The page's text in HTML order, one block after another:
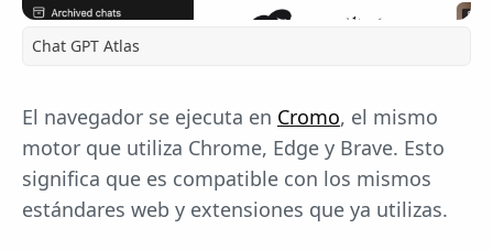
Chat GPT Atlas
El navegador se ejecuta en Cromo, el mismo
motor que utiliza Chrome, Edge y Brave. Esto
significa que es compatible con los mismos
estándares web y extensiones que ya utilizas.